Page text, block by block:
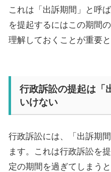
これは「出訴期間」と呼
を提起するにはこの期間
理解しておくことが重要と
行政訴訟の提起は「
いけない
行政訴訟には、「出訴期
ます。これは行政訴訟を
定の期間を過ぎてしまう